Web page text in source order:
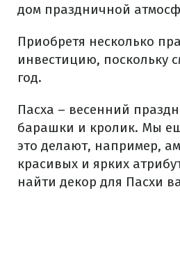
дом праздничной
Приобретя несколько
инвестицию, поскольку
год.
Пасха – весенний
барашки и кролик. Мы
это делают, например,
красивых и ярких
найти декор для Пасхи